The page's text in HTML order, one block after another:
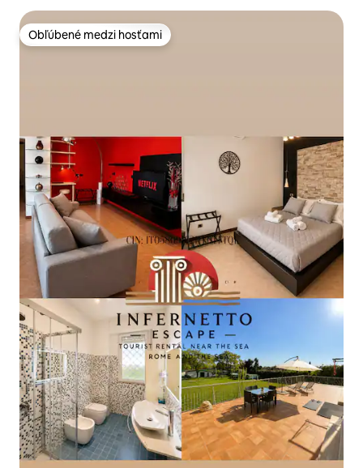
Obľúbené medzi hosťami
Obľúbené medzi hosťami